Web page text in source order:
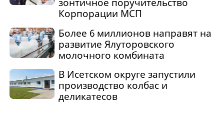
Корпорации МСП
Более 6 миллионов направят на
развитие Ялуторовского
молочного комбината
В Исетском округе запустили
производство колбас и
деликатесов